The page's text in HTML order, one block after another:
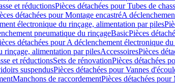
et réductionsPièces détachées pour Tubes de
détachées pour Montage encastréA
électronique du rinçage, alimentation par piles
pneumatique du rinçageBasicPièces
détachées pour A déclenchement électronique
rinçage, alimentation par pilesAccessoiresPièces
et réductionsSets de rénovationPièces détachées
suspendusPièces détachées pour Vannes
Manchons de raccordementPièces détachées